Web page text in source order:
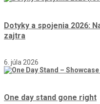
Dotyky a spojenia 2026:
zajtra
6. júla 2026
One day stand gone right